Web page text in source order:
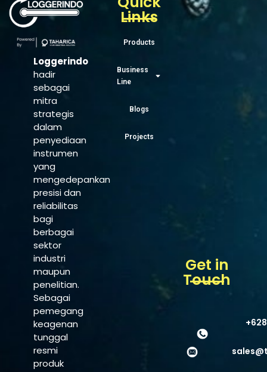
Loggerindo
hadir
sebagai
mitra
strategis
dalam
penyediaan
instrumen
yang
mengedepankan
presisi dan
reliabilitas
bagi
berbagai
sektor
industri
maupun
penelitian.
Sebagai
pemegang
keagenan
tunggal
resmi
produk
Links
Products
Business
Line
Blogs
Projects
Get in
Touch